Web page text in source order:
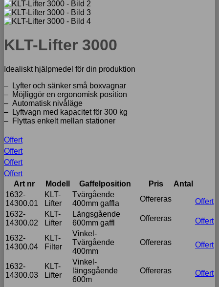
KLT-Lifter 3000
Idealiskt hjälpmedel för din produktion
– Lyfter och sänker små boxvagnar
– Möjliggör en ergonomisk position
– Automatisk nivåläge
– Lyftvagn med kapacitet för 300 kg
– Flyttas enkelt mellan stationer
Offert
Offert
Offert
Offert
Art nr
Modell Gaffelposition Pris
Antal
1632-
14300.01
KLT-
Lifter
Tvärgående
400mm gaffla
Offereras
Offert
1632-
14300.02
KLT-
Lifter
Längsgående
600mm gaffl
Offereras Offert
1632-
14300.04
KLT-
Filter
Vinkel-
Tvärgående
400mm
Offereras Offert
1632-
14300.03
KLT-
Lifter
Vinkel-
längsgående
600m
Offereras Offert